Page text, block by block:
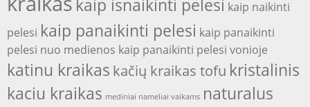
kaip isnaikinti pelesi kaip naikinti
pelesi kaip panaikinti pelesi kaip panaikinti
pelesi nuo medienos kaip panaikinti pelesi vonioje
katinu kraikas kačių kraikas tofu kristalinis
kaciu kraikas mediniai nameliai vaikams naturalus